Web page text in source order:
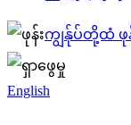
ကျွန်ုပ်တို့ထံ ဖုန်
English